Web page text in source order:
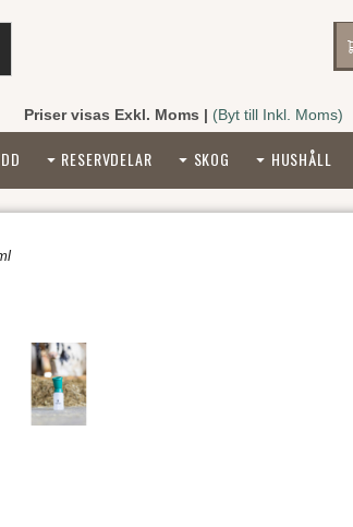
Priser visas Exkl. Moms | (Byt till Inkl. Moms)
RESERVDELAR SKOG HUSHÅLL